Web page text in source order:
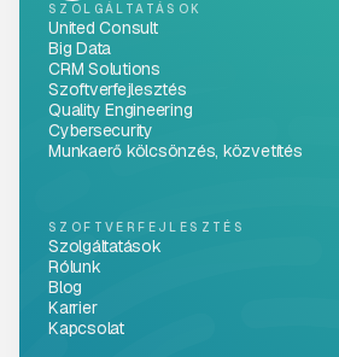
SZOLGÁLTATÁSOK
United Consult
Big Data
CRM Solutions
Szoftverfejlesztés
Quality Engineering
Cybersecurity
Munkaerő kölcsönzés, közvetítés
SZOFTVERFEJLESZTÉS
Szolgáltatások
Rólunk
Blog
Karrier
Kapcsolat